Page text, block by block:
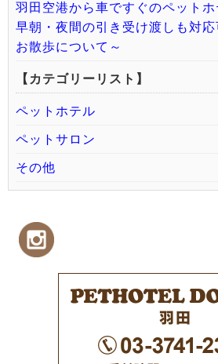
羽田空港から車ですぐのペット
早朝・夜間の引き受け渡しも対
お散歩について～
【カテゴリーリスト】
ペットホテル
ペットサロン
その他